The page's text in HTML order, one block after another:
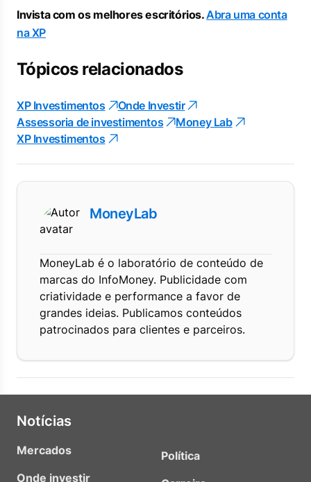
Invista com os melhores escritórios.Abra uma conta
na XP
Tópicos relacionados
XP Investimentos
Onde Investir
Assessoria de investimentos
Money Lab
XP Investimentos
MoneyLab
MoneyLab é o laboratório de conteúdo de
marcas do InfoMoney. Publicidade com
criatividade e performance a favor de
grandes ideias. Publicamos conteúdos
patrocinados para clientes e parceiros.
Notícias
Mercados
Onde investir
Política